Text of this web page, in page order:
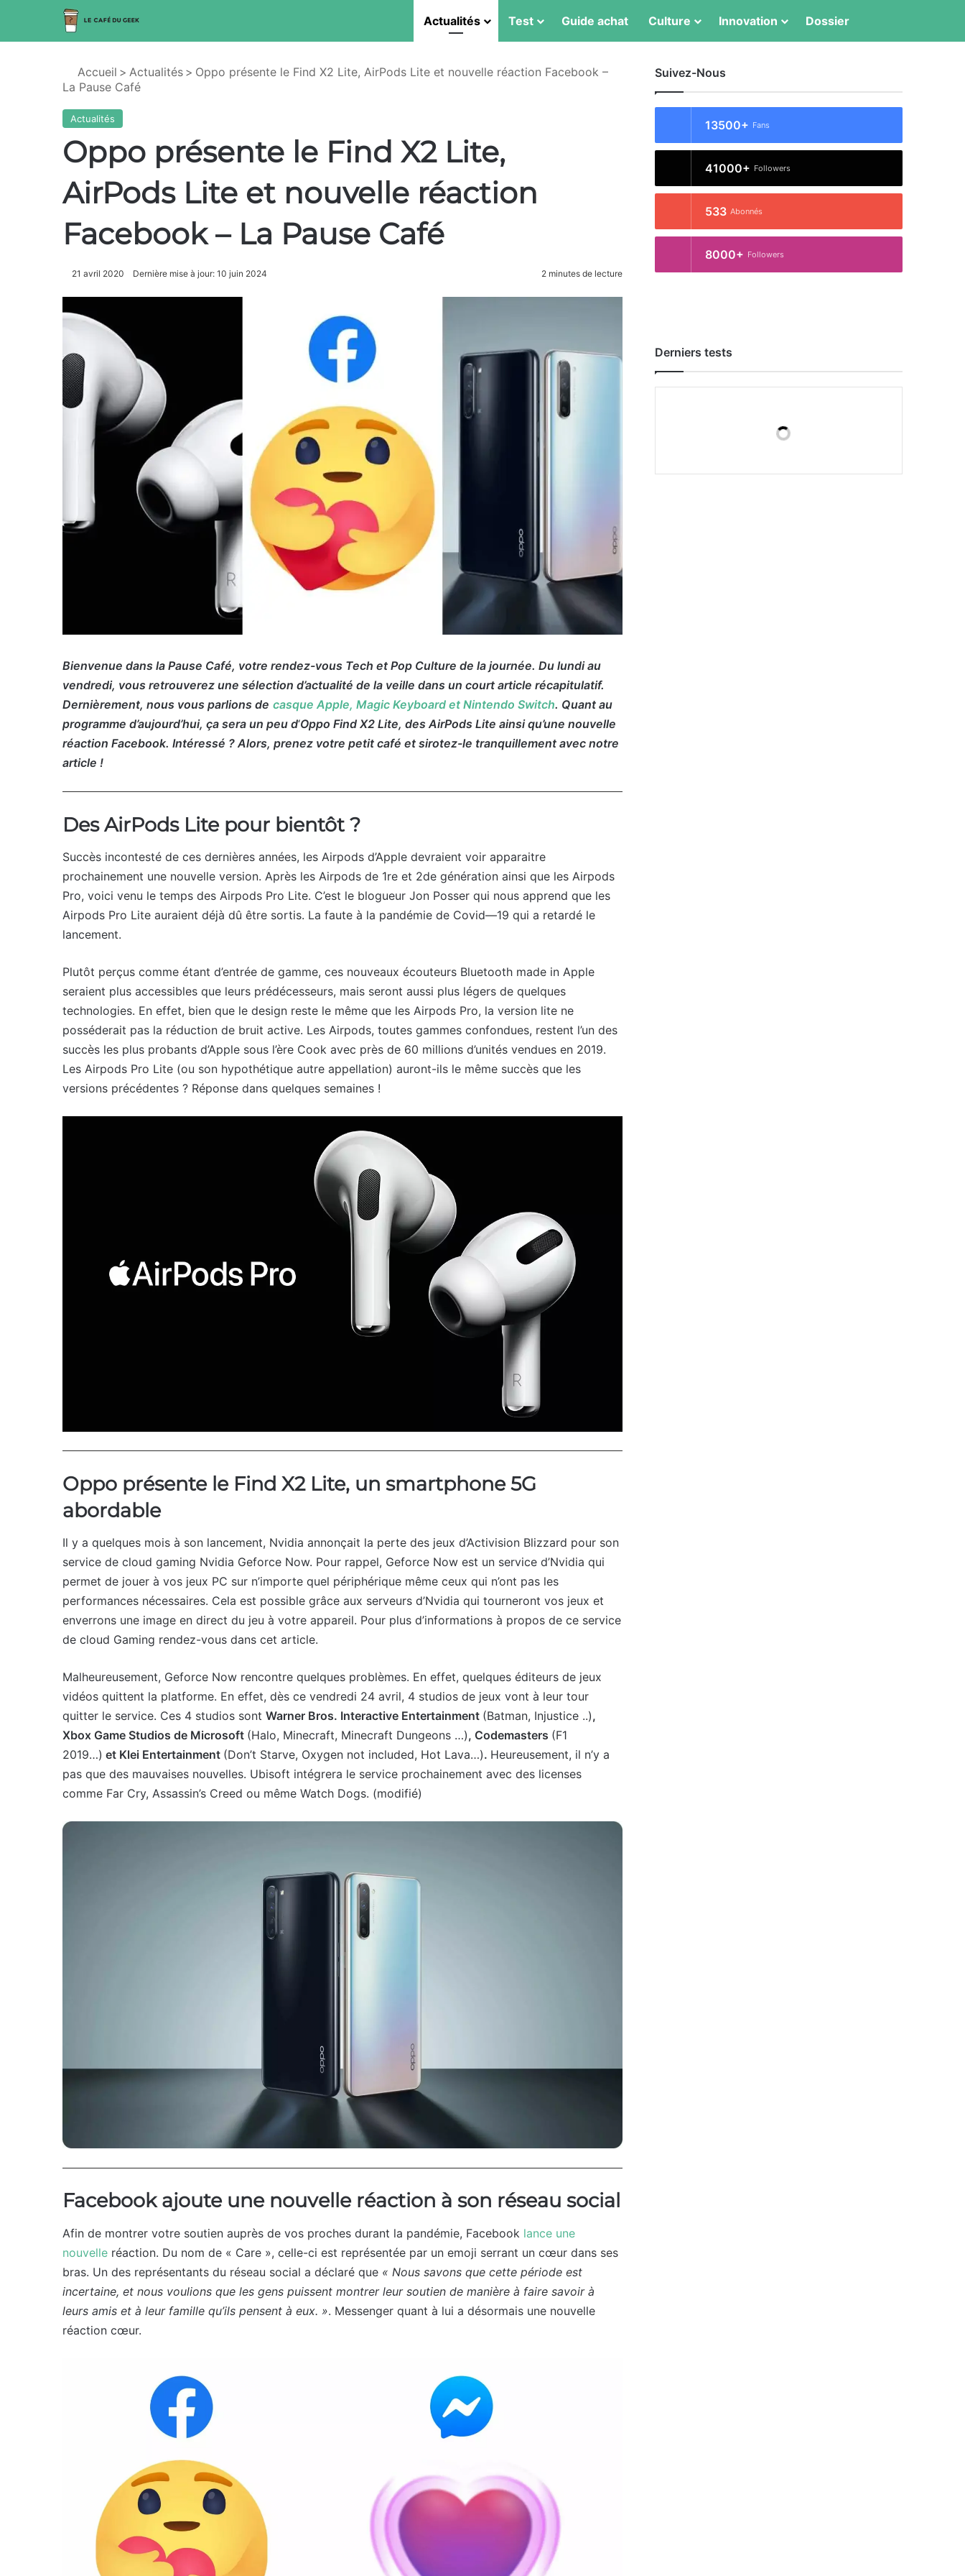
Actualités Test Guide achat Culture Innovation Dossier
Accueil > Actualités > Oppo présente le Find X2 Lite, AirPods Lite et nouvelle réaction Facebook –
La Pause Café
Actualités
Oppo présente le Find X2 Lite,
AirPods Lite et nouvelle réaction
Facebook – La Pause Café
21 avril 2020 Dernière mise à jour: 10 juin 2024 2 minutes de lecture
Bienvenue dans la Pause Café, votre rendez-vous Tech et Pop Culture de la journée. Du lundi au
vendredi, vous retrouverez une sélection d’actualité de la veille dans un court article récapitulatif.
Dernièrement, nous vous parlions de casque Apple, Magic Keyboard et Nintendo Switch. Quant au
programme d’aujourd’hui, ça sera un peu d‘Oppo Find X2 Lite, des AirPods Lite ainsi qu’une nouvelle
réaction Facebook. Intéressé ? Alors, prenez votre petit café et sirotez-le tranquillement avec notre
article !
Des AirPods Lite pour bientôt ?
Succès incontesté de ces dernières années, les Airpods d’Apple devraient voir apparaitre
prochainement une nouvelle version. Après les Airpods de 1re et 2de génération ainsi que les Airpods
Pro, voici venu le temps des Airpods Pro Lite. C’est le blogueur Jon Posser qui nous apprend que les
Airpods Pro Lite auraient déjà dû être sortis. La faute à la pandémie de Covid—19 qui a retardé le
lancement.
Plutôt perçus comme étant d’entrée de gamme, ces nouveaux écouteurs Bluetooth made in Apple
seraient plus accessibles que leurs prédécesseurs, mais seront aussi plus légers de quelques
technologies. En effet, bien que le design reste le même que les Airpods Pro, la version lite ne
posséderait pas la réduction de bruit active. Les Airpods, toutes gammes confondues, restent l’un des
succès les plus probants d’Apple sous l’ère Cook avec près de 60 millions d’unités vendues en 2019.
Les Airpods Pro Lite (ou son hypothétique autre appellation) auront-ils le même succès que les
versions précédentes ? Réponse dans quelques semaines !
Oppo présente le Find X2 Lite, un smartphone 5G
abordable
Il y a quelques mois à son lancement, Nvidia annonçait la perte des jeux d’Activision Blizzard pour son
service de cloud gaming Nvidia Geforce Now. Pour rappel, Geforce Now est un service d’Nvidia qui
permet de jouer à vos jeux PC sur n’importe quel périphérique même ceux qui n’ont pas les
performances nécessaires. Cela est possible grâce aux serveurs d’Nvidia qui tourneront vos jeux et
enverrons une image en direct du jeu à votre appareil. Pour plus d’informations à propos de ce service
de cloud Gaming rendez-vous dans cet article.
Malheureusement, Geforce Now rencontre quelques problèmes. En effet, quelques éditeurs de jeux
vidéos quittent la platforme. En effet, dès ce vendredi 24 avril, 4 studios de jeux vont à leur tour
quitter le service. Ces 4 studios sont Warner Bros. Interactive Entertainment (Batman, Injustice ..),
Xbox Game Studios de Microsoft (Halo, Minecraft, Minecraft Dungeons …), Codemasters (F1
2019…) et Klei Entertainment (Don’t Starve, Oxygen not included, Hot Lava…). Heureusement, il n’y a
pas que des mauvaises nouvelles. Ubisoft intégrera le service prochainement avec des licenses
comme Far Cry, Assassin’s Creed ou même Watch Dogs. (modifié)
Facebook ajoute une nouvelle réaction à son réseau social
Afin de montrer votre soutien auprès de vos proches durant la pandémie, Facebook lance une
nouvelle réaction. Du nom de « Care », celle-ci est représentée par un emoji serrant un cœur dans ses
bras. Un des représentants du réseau social a déclaré que « Nous savons que cette période est
incertaine, et nous voulions que les gens puissent montrer leur soutien de manière à faire savoir à
leurs amis et à leur famille qu’ils pensent à eux. ». Messenger quant à lui a désormais une nouvelle
réaction cœur.
Suivez-Nous
13500+ Fans
41000+ Followers
533 Abonnés
8000+ Followers
Derniers tests